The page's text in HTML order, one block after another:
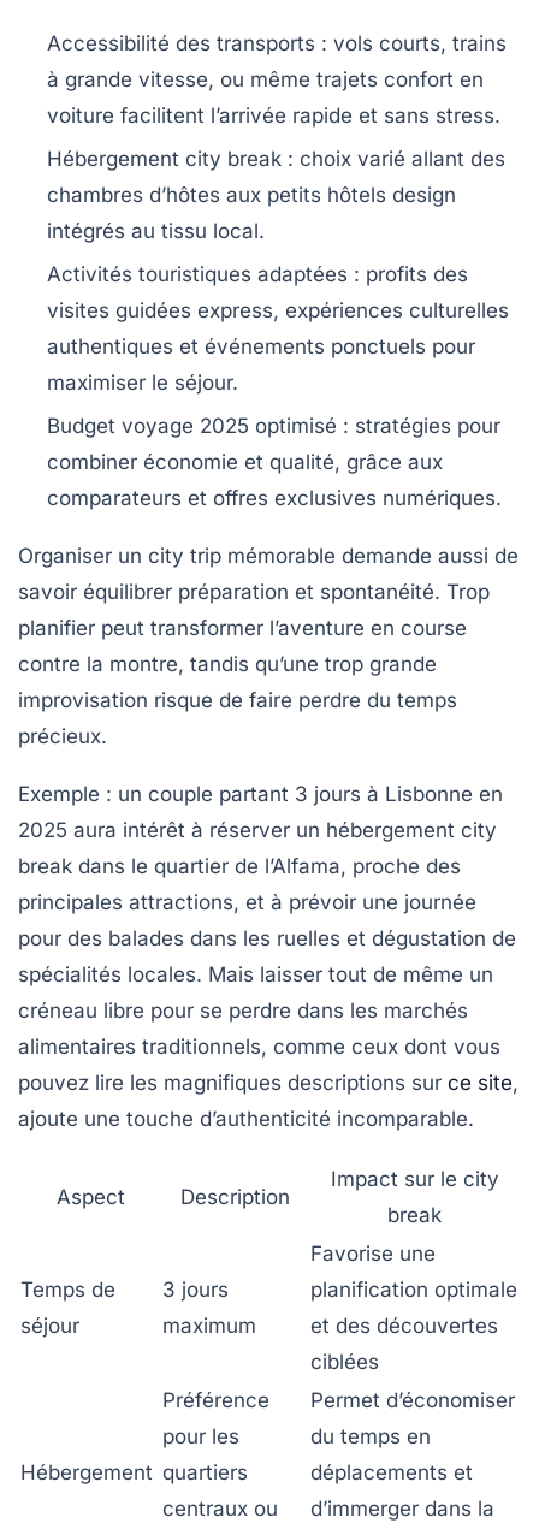
Accessibilité des transports : vols courts, trains
à grande vitesse, ou même trajets confort en
voiture facilitent l’arrivée rapide et sans stress.
Hébergement city break : choix varié allant des
chambres d’hôtes aux petits hôtels design
intégrés au tissu local.
Activités touristiques adaptées : profits des
visites guidées express, expériences culturelles
authentiques et événements ponctuels pour
maximiser le séjour.
Budget voyage 2025 optimisé : stratégies pour
combiner économie et qualité, grâce aux
comparateurs et offres exclusives numériques.
Organiser un city trip mémorable demande aussi de
savoir équilibrer préparation et spontanéité. Trop
planifier peut transformer l’aventure en course
contre la montre, tandis qu’une trop grande
improvisation risque de faire perdre du temps
précieux.
Exemple : un couple partant 3 jours à Lisbonne en
2025 aura intérêt à réserver un hébergement city
break dans le quartier de l’Alfama, proche des
principales attractions, et à prévoir une journée
pour des balades dans les ruelles et dégustation de
spécialités locales. Mais laisser tout de même un
créneau libre pour se perdre dans les marchés
alimentaires traditionnels, comme ceux dont vous
pouvez lire les magnifiques descriptions sur ce site,
ajoute une touche d’authenticité incomparable.
Aspect Description
Impact sur le city
break
Temps de
séjour
3 jours
maximum
Favorise une
planification optimale
et des découvertes
ciblées
Hébergement
Préférence
pour les
quartiers
centraux ou
Permet d’économiser
du temps en
déplacements et
d’immerger dans la